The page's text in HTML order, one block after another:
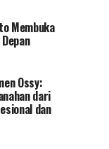
Membuka
Ossy:
dari
dan